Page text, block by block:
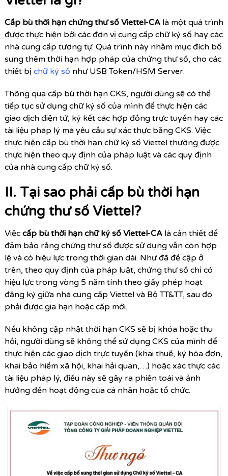
Cấp bù thời hạn chứng thư số Viettel-CAlà một quá trình
được thực hiện bởi các đơn vị cung cấp chữ ký số hay các
nhà cung cấp tương tự. Quá trình này nhằm mục đích bổ
sung thêm thời hạn hợp pháp của chứng thư số, cho các
thiết bị chữ ký số như USB Token/HSM Server.
Thông qua cấp bù thời hạn CKS, người dùng sẽ có thể
tiếp tục sử dụng chữ ký số của mình để thực hiện các
giao dịch điện tử, ký kết các hợp đồng trực tuyến hay các
tài liệu pháp lý mà yêu cầu sự xác thực bằng CKS. Việc
thực hiện cấp bù thời hạn chữ ký số Viettel thường được
thực hiện theo quy định của pháp luật và các quy định
của nhà cung cấp chữ ký số.
II. Tại sao phải cấp bù thời hạn
chứng thư số Viettel?
Việc cấp bù thời hạn chữ ký số Viettel-CAlà cần thiết để
đảm bảo rằng chứng thư số được sử dụng vẫn còn hợp
lệ và có hiệu lực trong thời gian dài. Như đã đề cập ở
trên, theo quy định của pháp luật, chứng thư số chỉ có
hiệu lực trong vòng 5 năm tính theo giấy phép hoạt
đăng ký giữa nhà cung cấp Viettel và Bộ TT&TT, sau đó
phải được gia hạn hoặc cấp mới.
Nếu không cập nhật thời hạn CKS sẽ bị khóa hoặc thu
hồi, người dùng sẽ không thể sử dụng CKS của mình để
thực hiện các giao dịch trực tuyến (khai thuế, ký hóa đơn,
khai bảo hiểm xã hội, khai hải quan,…) hoặc xác thực các
tài liệu pháp lý, điều này sẽ gây ra phiền toái và ảnh
hưởng đến hoạt động của cá nhân hoặc tổ chức.